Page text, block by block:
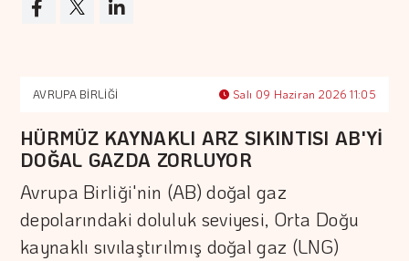
AVRUPA BİRLİĞİ Salı 09 Haziran 2026 11:05
HÜRMÜZ KAYNAKLI ARZ SIKINTISI AB'Yİ
DOĞAL GAZDA ZORLUYOR
Avrupa Birliği'nin (AB) doğal gaz
depolarındaki doluluk seviyesi, Orta Doğu
kaynaklı sıvılaştırılmış doğal gaz (LNG)